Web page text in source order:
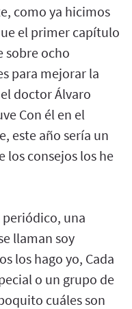
como ya hicimos
el primer capítulo
sobre ocho
para mejorar la
doctor Álvaro
Con él en el
este año sería un
los consejos los he
periódico, una
llaman soy
los hago yo, Cada
o un grupo de
cuáles son